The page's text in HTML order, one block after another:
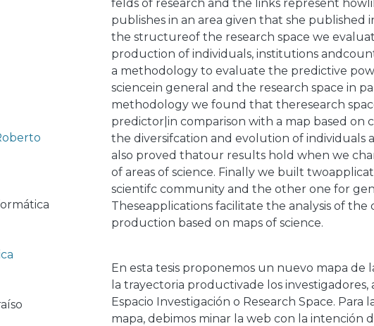
felds of research and the links represent
publishes in an area given that she published
the structureof the research space we
production of individuals, institutions
a methodology to evaluate the predictive
sciencein general and the research space in
methodology we found that theresearch
predictor|in comparison with a map based on
the diversifcation and evolution of individuals
also proved thatour results hold when we
of areas of science. Finally we built
scientifc community and the other one for
Theseapplications facilitate the analysis of the
production based on maps of science.
En esta tesis proponemos un nuevo mapa de
la trayectoria productivade los
Espacio Investigación o Research Space. Para
mapa, debimos minar la web con la intención